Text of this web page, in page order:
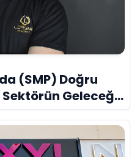
(SMP) Doğru
Geleceği:
Röportaj